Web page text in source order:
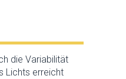
die Variabilität
Lichts erreicht